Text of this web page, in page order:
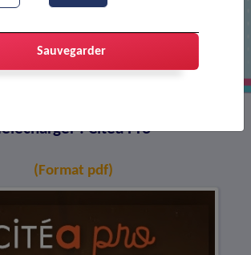
: Citéa Pro
(Format pdf)
Sauvegarder